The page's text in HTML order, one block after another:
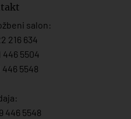
salon:
216 634
446 5504
446 5548
446 5548